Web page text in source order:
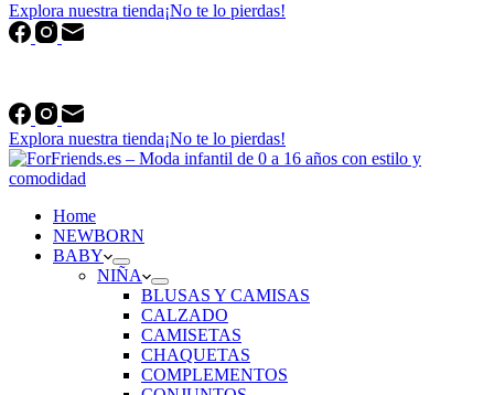
Explora nuestra tienda¡No te lo pierdas!
Explora nuestra tienda¡No te lo pierdas!
Home
NEWBORN
BABY
NIÑA
BLUSAS Y CAMISAS
CALZADO
CAMISETAS
CHAQUETAS
COMPLEMENTOS